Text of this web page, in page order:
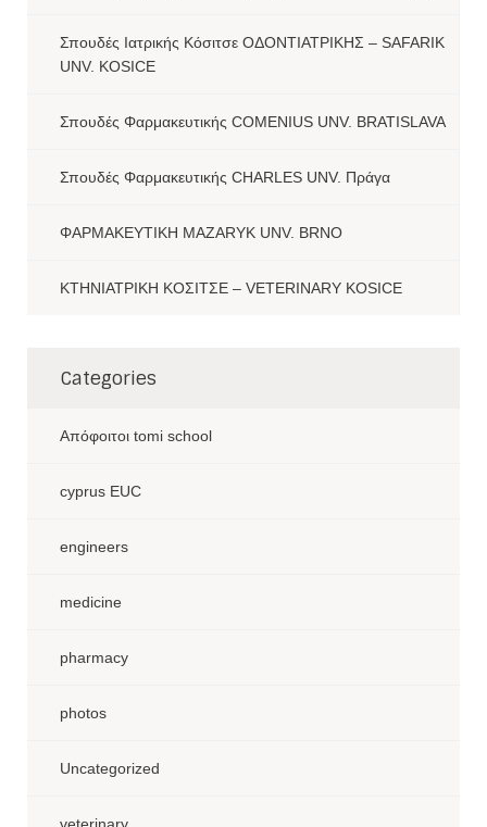
Σπουδές Ιατρικής Κόσιτσε ΟΔΟΝΤΙΑΤΡΙΚΗΣ – SAFARIK
UNV. KOSICE
Σπουδές Φαρμακευτικής COMENIUS UNV. BRATISLAVA
Σπουδές Φαρμακευτικής CHARLES UNV. Πράγα
ΦΑΡΜΑΚΕΥΤΙΚΗ MAZARYK UNV. BRNO
ΚΤΗΝΙΑΤΡΙΚΗ ΚΟΣΙΤΣΕ – VETERINARY KOSICE
Categories
Aπόφοιτοι tomi school
cyprus EUC
engineers
medicine
pharmacy
photos
Uncategorized